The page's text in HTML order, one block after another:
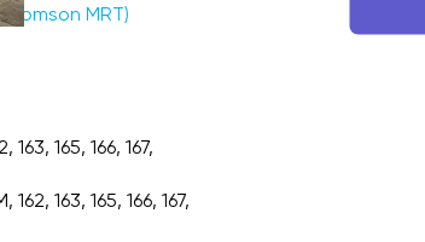
MRT)
165, 166, 167,
163, 165, 166, 167,